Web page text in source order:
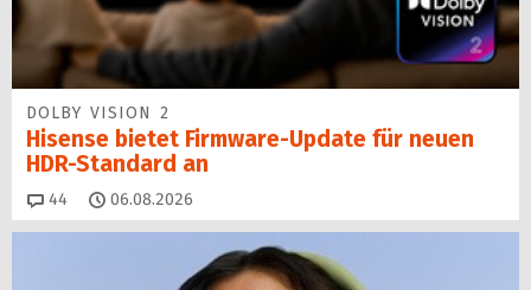
DOLBY VISION 2
Hisense bietet Firmware-Update für neuen
HDR-Standard an
44 Kommentare
06.08.2026